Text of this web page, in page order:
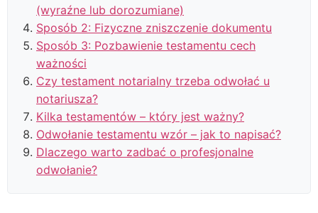
(wyraźne lub dorozumiane)
Sposób 2: Fizyczne zniszczenie dokumentu
Sposób 3: Pozbawienie testamentu cech
ważności
Czy testament notarialny trzeba odwołać u
notariusza?
Kilka testamentów – który jest ważny?
Odwołanie testamentu wzór – jak to napisać?
Dlaczego warto zadbać o profesjonalne
odwołanie?